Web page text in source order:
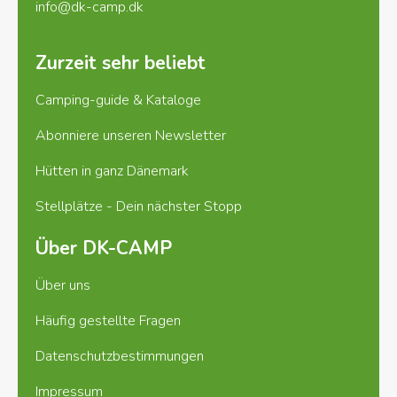
info@dk-camp.dk
Zurzeit sehr beliebt
Camping-guide & Kataloge
Abonniere unseren Newsletter
Hütten in ganz Dänemark
Stellplätze - Dein nächster Stopp
Über DK-CAMP
Über uns
Häufig gestellte Fragen
Datenschutzbestimmungen
Impressum